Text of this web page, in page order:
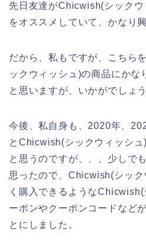
先日友達がChicwish(シックウ
をオススメしていて、かなり
だから、私もですが、こちら
ックウィッシュ)の商品にかな
と思いますが、いかがでしょ
今後、私自身も、2020年、
とChicwish(シックウィッシュ
と思うのですが、、、少しで
思ったので、Chicwish(シッ
く購入できるような
ーポンやクーポンコードなど
とにしました。